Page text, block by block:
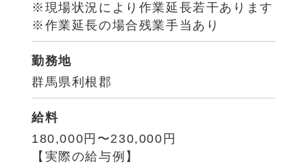
※現場状況により作業延長若干あります
※作業延長の場合残業手当あり
勤務地
群馬県利根郡
給料
180,000円〜230,000円
【実際の給与例】